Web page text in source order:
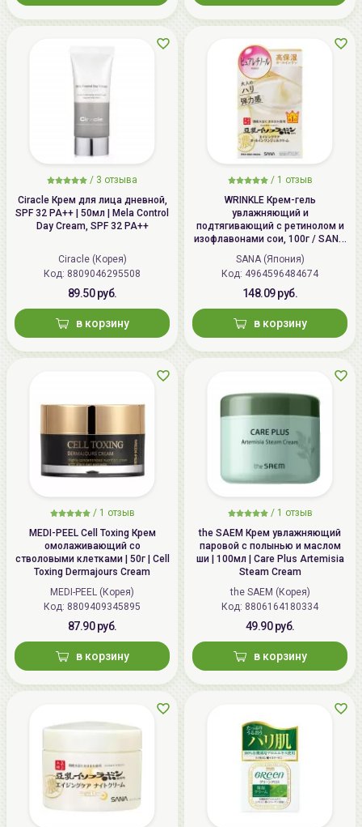
Не содержит отдушек, спирта и красителей.
Содержит натуральные масла.
Подходит для ежедневного ухода за кожей.
Регулярное использование средства позволит
добиться оптимального уровня увлажненности кожи,
восстановит ее барьерные функции и защитит от
Способ применения:После умываниявысушите
лицо полотенцем, а затем нанесите необходимое
количество крема на кожу, особое внимание уделяя
местам с проблемной сухостью кожи.
/ 3 отзыва
Ciracle Крем для лица дневной,
SPF 32 PA++ | 50мл | Mela Control
Day Cream, SPF 32 PA++
Ciracle (Корея)
Код: 8809046295508
89.50 руб.
в корзину
/ 1 отзыв
WRINKLE Крем-гель
увлажняющий и
подтягивающий с ретинолом и
изофлавонами сои, 100г / SANA
WRINKLE Gel Cream
SANA (Япония)
Код: 4964596484674
148.09 руб.
в корзину
/ 1 отзыв
MEDI-PEEL Cell Toxing Крем
омолаживающий со
стволовыми клетками | 50г | Cell
Toxing Dermajours Cream
MEDI-PEEL (Корея)
Код: 8809409345895
87.90 руб.
в корзину
/ 1 отзыв
the SAEM Крем увлажняющий
паровой с полынью и маслом
ши | 100мл | Care Plus Artemisia
Steam Cream
the SAEM (Корея)
Код: 8806164180334
49.90 руб.
в корзину